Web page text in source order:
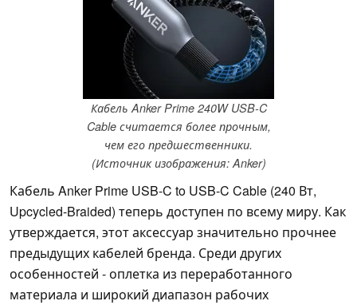
Кабель Anker Prime 240W USB-C
Cable считается более прочным,
чем его предшественники.
(Источник изображения: Anker)
Кабель Anker Prime USB-C to USB-C Cable (240 Вт,
Upcycled-Braided) теперь доступен по всему миру. Как
утверждается, этот аксессуар значительно прочнее
предыдущих кабелей бренда. Среди других
особенностей - оплетка из переработанного
материала и широкий диапазон рабочих